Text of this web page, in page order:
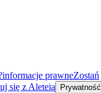
informacje prawneZostań
się z Aleteią Prywatność